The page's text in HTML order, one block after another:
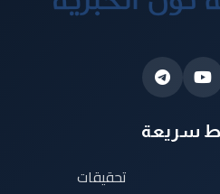
سريعة
تحقيقات